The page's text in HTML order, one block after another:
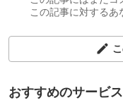
この記事に対するあ
おすすめのサービス